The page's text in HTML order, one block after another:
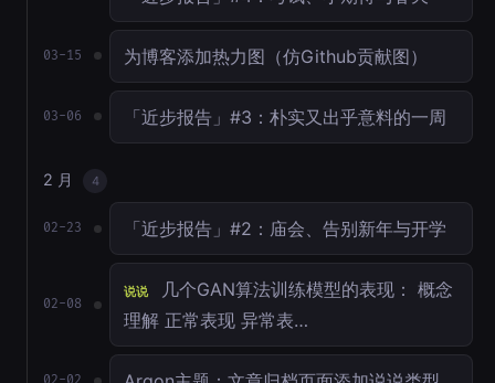
03-15 为博客添加热力图（仿Github贡献图）
03-06 「近步报告」#3：朴实又出乎意料的一周
2 月 4
02-23 「近步报告」#2：庙会、告别新年与开学
02-08
说说
几个GAN算法训练模型的表现： 概念
理解 正常表现 异常表…